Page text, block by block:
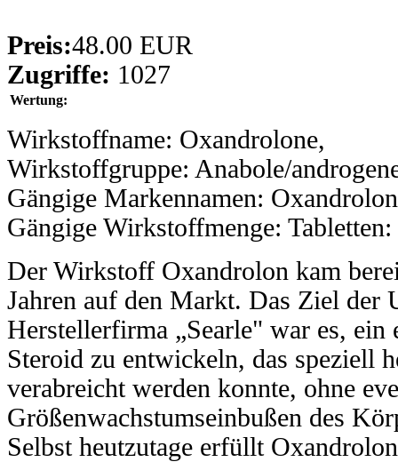
Preis:48.00 EUR
Zugriffe: 1027
Wertung:
Wirkstoffname: Oxandrolone,
Wirkstoffgruppe: Anabole/
Gängige Markennamen:
Gängige Wirkstoffmenge:
Der Wirkstoff Oxandrolon kam
Jahren auf den Markt. Das Ziel der
Herstellerfirma „Searle" war es, ein
Steroid zu entwickeln, das speziell
verabreicht werden konnte, ohne
Größenwachstumseinbußen des
Selbst heutzutage erfüllt